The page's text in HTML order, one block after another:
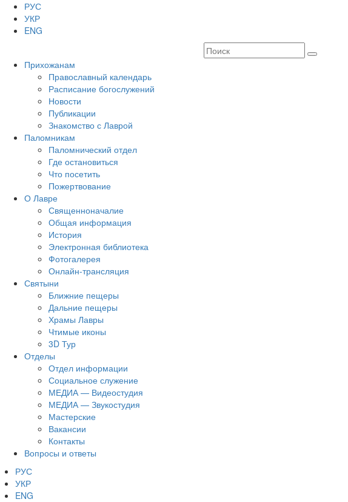
РУС
УКР
ENG
Прихожанам
Православный календарь
Расписание богослужений
Новости
Публикации
Знакомство с Лаврой
Паломникам
Паломнический отдел
Где остановиться
Что посетить
Пожертвование
О Лавре
Священноначалие
Общая информация
История
Электронная библиотека
Фотогалерея
Онлайн-трансляция
Святыни
Ближние пещеры
Дальние пещеры
Храмы Лавры
Чтимые иконы
3D Тур
Отделы
Отдел информации
Социальное служение
МЕДИА — Видеостудия
МЕДИА — Звукостудия
Мастерские
Вакансии
Контакты
Вопросы и ответы
РУС
УКР
ENG